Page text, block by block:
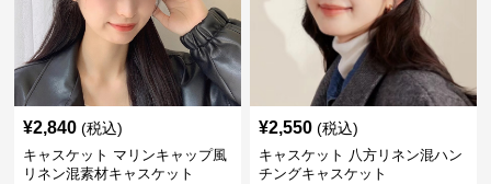
¥2,840 (税込)
キャスケット マリンキャップ風
リネン混素材キャスケット
¥2,550 (税込)
キャスケット 八方リネン混ハン
チングキャスケット